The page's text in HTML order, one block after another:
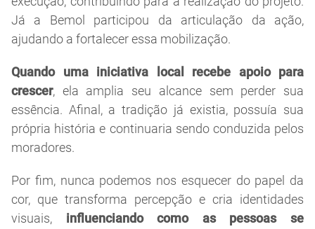
Já a Bemol participou da articulação da ação,
ajudando a fortalecer essa mobilização.
Quando uma iniciativa local recebe apoio para
crescer, ela amplia seu alcance sem perder sua
essência. Afinal, a tradição já existia, possuía sua
própria história e continuaria sendo conduzida pelos
moradores.
Por fim, nunca podemos nos esquecer do papel da
cor, que transforma percepção e cria identidades
visuais, influenciando como as pessoas se